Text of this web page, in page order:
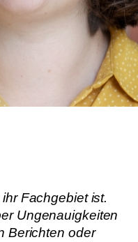
Fachgebiet ist.
Ungenauigkeiten
Berichten oder